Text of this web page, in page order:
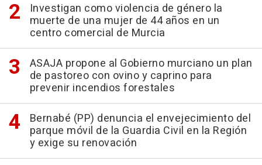
Investigan como violencia de género la
muerte de una mujer de 44 años en un
centro comercial de Murcia
ASAJA propone al Gobierno murciano un plan
de pastoreo con ovino y caprino para
prevenir incendios forestales
Bernabé (PP) denuncia el envejecimiento del
parque móvil de la Guardia Civil en la Región
y exige su renovación